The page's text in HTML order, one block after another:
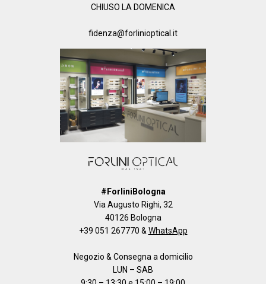
CHIUSO LA DOMENICA
fidenza@forlinioptical.it
#ForliniBologna
Via Augusto Righi, 32
40126 Bologna
+39 051 267770 & WhatsApp
Negozio & Consegna a domicilio
LUN – SAB